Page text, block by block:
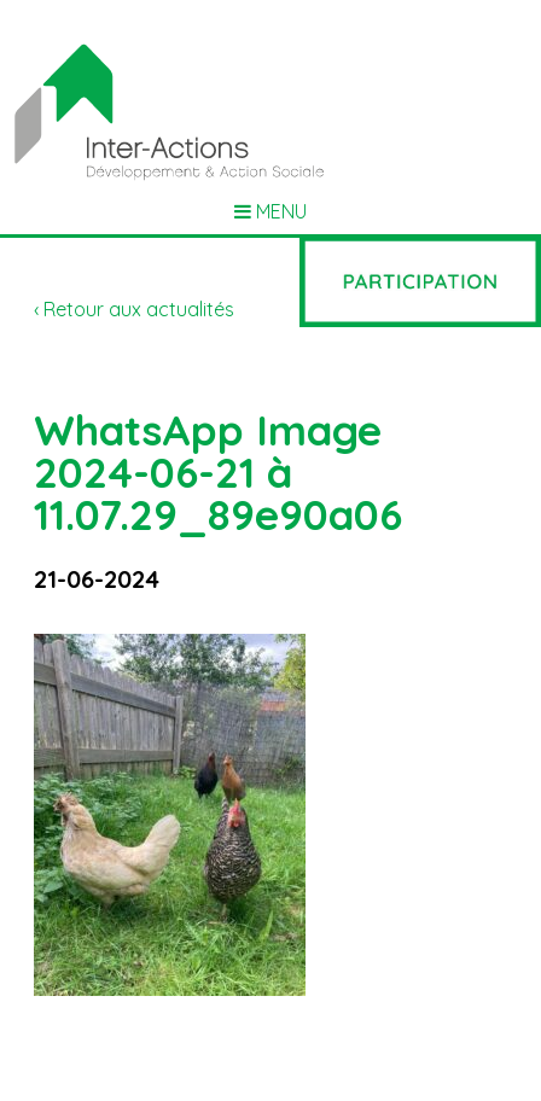
MENU
‹ Retour aux actualités
WhatsApp Image
2024-06-21 à
11.07.29_89e90a06
21-06-2024